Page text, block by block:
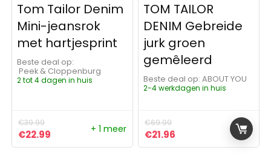
Tom Tailor Denim
Mini-jeansrok
met hartjesprint
Beste deal op:
Peek & Cloppenburg
2 tot 4 dagen in huis
€39.99
Oorspronkelijke prijs was: €39.99.
€22.99 Huidige prijs is: €22.99.
+ 1 meer
TOM TAILOR
DENIM Gebreide
jurk groen
gemêleerd
Beste deal op:
ABOUT YOU
2-4 werkdagen in huis
€69.99
Oorspronkelijke prijs
€21.96 Huidige prijs is: